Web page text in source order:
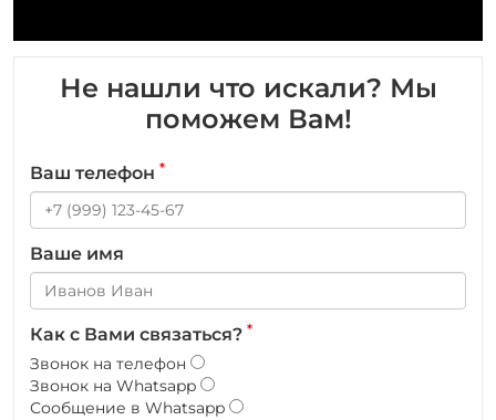
Не нашли что искали? Мы
поможем Вам!
Ваш телефон *
Ваше имя
Как с Вами связаться? *
Звонок на телефон
Звонок на Whatsapp
Сообщение в Whatsapp